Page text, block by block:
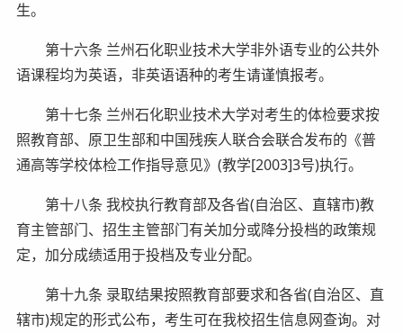
生。
第十六条 兰州石化职业技术大学非外语专业的公共外
语课程均为英语，非英语语种的考生请谨慎报考。
第十七条 兰州石化职业技术大学对考生的体检要求按
照教育部、原卫生部和中国残疾人联合会联合发布的《普
通高等学校体检工作指导意见》(教学[2003]3号)执行。
第十八条 我校执行教育部及各省(自治区、直辖市)教
育主管部门、招生主管部门有关加分或降分投档的政策规
定，加分成绩适用于投档及专业分配。
第十九条 录取结果按照教育部要求和各省(自治区、直
辖市)规定的形式公布，考生可在我校招生信息网查询。对